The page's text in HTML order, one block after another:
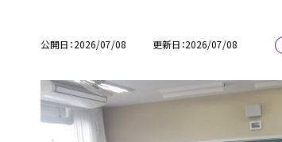
公開日 2026/07/08 更新日 2026/07/08